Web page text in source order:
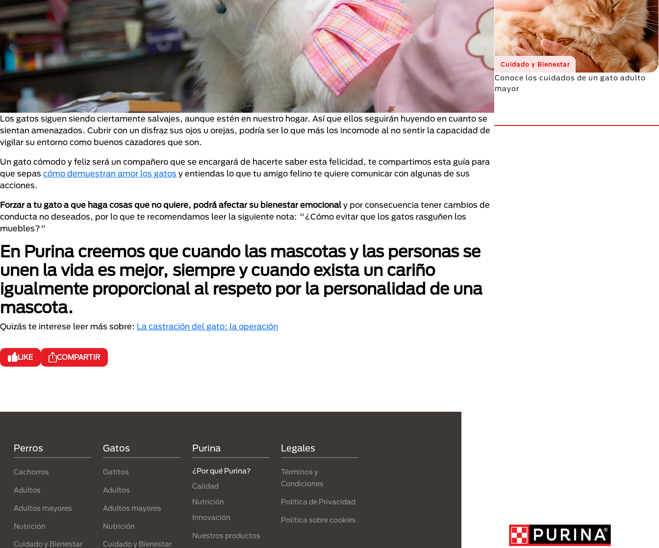
Los gatos siguen siendo ciertamente salvajes, aunque estén en nuestro hogar. Así que ellos seguirán huyendo en cuanto se
sientan amenazados. Cubrir con un disfraz sus ojos u orejas, podría ser lo que más los incomode al no sentir la capacidad de
vigilar su entorno como buenos cazadores que son.
Un gato cómodo y feliz será un compañero que se encargará de hacerte saber esta felicidad, te compartimos esta guía para
que sepas cómo demuestran amor los gatos y entiendas lo que tu amigo felino te quiere comunicar con algunas de sus
acciones.
Forzar a tu gato a que haga cosas que no quiere, podrá afectar su bienestar emocional y por consecuencia tener cambios de
conducta no deseados, por lo que te recomendamos leer la siguiente nota: "¿Cómo evitar que los gatos rasguñen los
muebles?"
En Purina creemos que cuando las mascotas y las personas se
unen la vida es mejor, siempre y cuando exista un cariño
igualmente proporcional al respeto por la personalidad de una
mascota.
Quizás te interese leer más sobre: La castración del gato: la operación
LIKE COMPARTIR
Cuidado y Bienestar
Conoce los cuidados de un gato adulto
mayor
Perros
Cachorros
Adultos
Adultos mayores
Nutrición
Cuidado y Bienestar
Gatos
Gatitos
Adultos
Adultos mayores
Nutrición
Cuidado y Bienestar
Purina
¿Por qué Purina?
Calidad
Nutrición
Innovación
Nuestros productos
Legales
Términos y
Condiciones
Política de Privacidad
Política sobre cookies